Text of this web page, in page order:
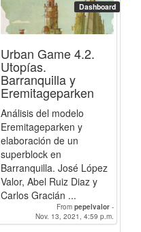
Dashboard
Urban Game 4.2.
Utopías.
Barranquilla y
Eremitageparken
Análisis del modelo
Eremitageparken y
elaboración de un
superblock en
Barranquilla. José López
Valor, Abel Ruiz Diaz y
Carlos Gracián ...
From pepelvalor -
CarlosGraciánPedrosa-
Abelruizdiaz
Nov. 13, 2021, 4:59 p.m.